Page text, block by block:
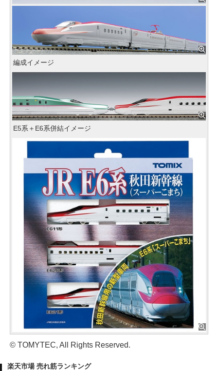
編成イメージ
E5系＋E6系併結イメージ
© TOMYTEC, All Rights Reserved.
楽天市場 売れ筋ランキング